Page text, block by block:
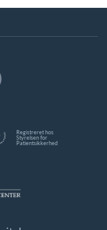
Registreret hos
Styrelsen for
Patientsikkerhed